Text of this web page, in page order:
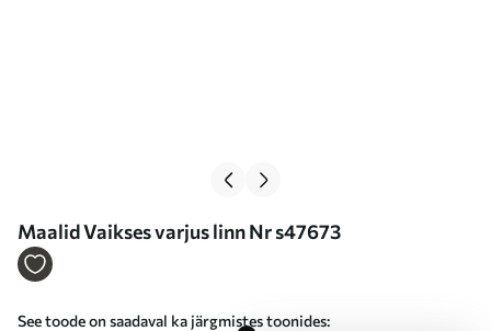
Maalid Vaikses varjus linn Nr s47673
See toode on saadaval ka järgmistes toonides: